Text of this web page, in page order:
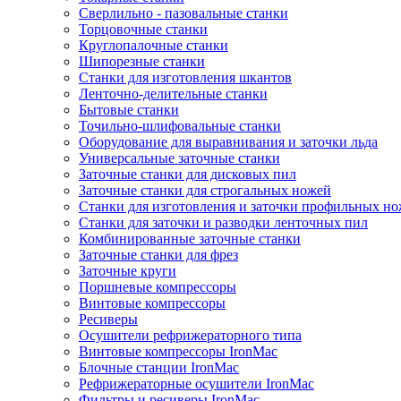
Сверлильно - пазовальные станки
Торцовочные станки
Круглопалочные станки
Шипорезные станки
Станки для изготовления шкантов
Ленточно-делительные станки
Бытовые станки
Точильно-шлифовальные станки
Оборудование для выравнивания и заточки льда
Универсальные заточные станки
Заточные станки для дисковых пил
Заточные станки для строгальных ножей
Станки для изготовления и заточки профильных
Станки для заточки и разводки ленточных пил
Комбинированные заточные станки
Заточные станки для фрез
Заточные круги
Поршневые компрессоры
Винтовые компрессоры
Ресиверы
Осушители рефрижераторного типа
Винтовые компрессоры IronMac
Блочные станции IronMac
Рефрижераторные осушители IronMac